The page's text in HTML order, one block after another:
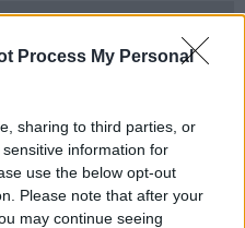
Process My Personal
sharing to third parties, or
information for
use the below opt-out
Please note that after your
may continue seeing
nord ovest esprime profondo
Giuseppe Giannelli, storico
Livorno dal 1991 al 2003,